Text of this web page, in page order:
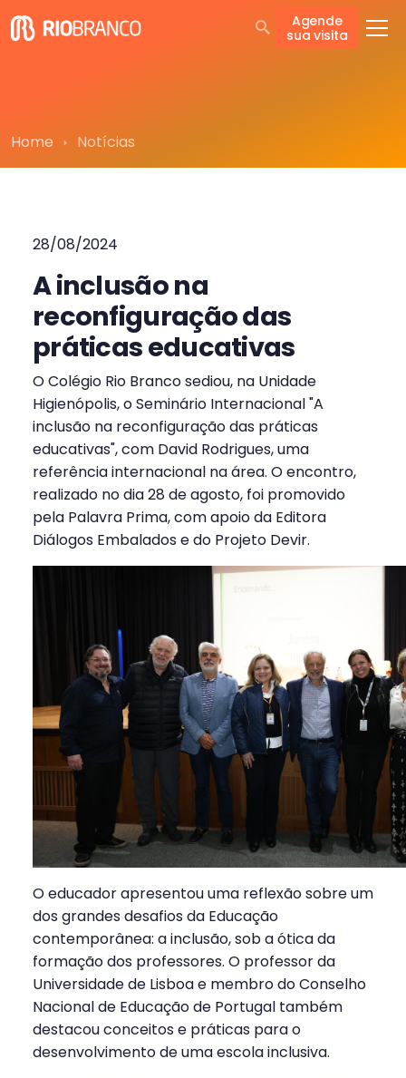
Agende
sua visita
Home Notícias
28/08/2024
A inclusão na
reconfiguração das
práticas educativas
O Colégio Rio Branco sediou, na Unidade
Higienópolis, o Seminário Internacional "A
inclusão na reconfiguração das práticas
educativas", com David Rodrigues, uma
referência internacional na área. O encontro,
realizado no dia 28 de agosto, foi promovido
pela Palavra Prima, com apoio da Editora
Diálogos Embalados e do Projeto Devir.
O educador apresentou uma reflexão sobre um
dos grandes desafios da Educação
contemporânea: a inclusão, sob a ótica da
formação dos professores. O professor da
Universidade de Lisboa e membro do Conselho
Nacional de Educação de Portugal também
destacou conceitos e práticas para o
desenvolvimento de uma escola inclusiva.